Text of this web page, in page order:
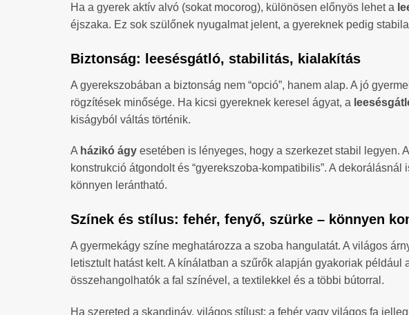
Ha a gyerek aktív alvó (sokat mocorog), különösen előnyös lehet a
éjszaka. Ez sok szülőnek nyugalmat jelent, a gyereknek pedig
Biztonság: leesésgátló, stabilitás, kialakítás
A gyerekszobában a biztonság nem “opció”, hanem alap. A jó
rögzítések minősége. Ha kicsi gyereknek keresel ágyat, a
kiságyból váltás történik.
A házikó ágy esetében is lényeges, hogy a szerkezet stabil legyen.
konstrukció átgondolt és “gyerekszoba-kompatibilis”. A
könnyen lerántható.
Színek és stílus: fehér, fenyő, szürke – könnyen
A gyermekágy színe meghatározza a szoba hangulatát. A világos
letisztult hatást kelt. A kínálatban a szűrők alapján gyakoriak például
összehangolhatók a fal színével, a textilekkel és a többi bútorral.
Ha szereted a skandináv, világos stílust: a fehér vagy világos fa